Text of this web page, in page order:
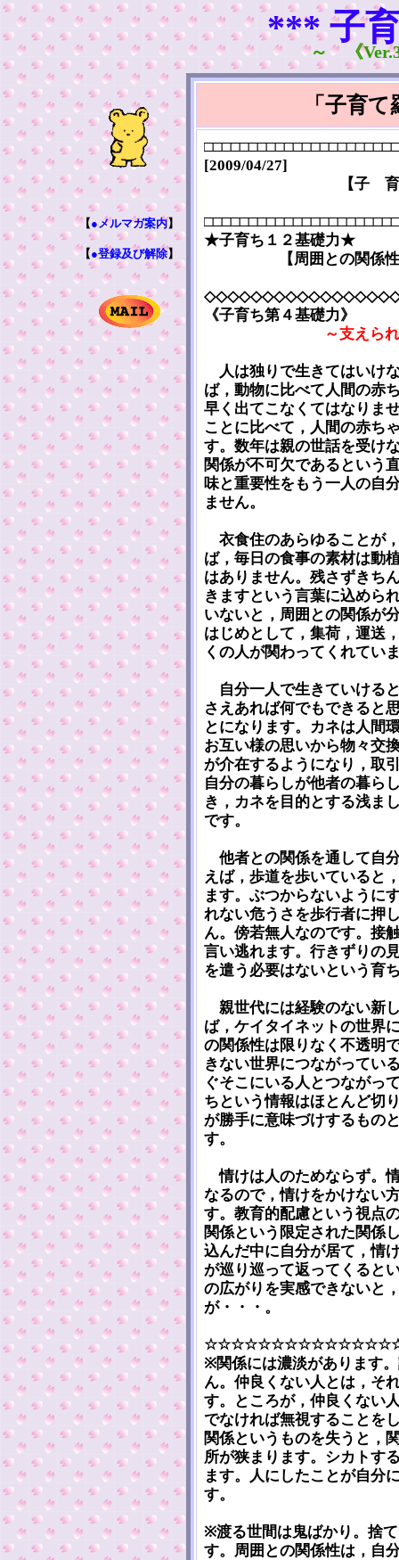
*** 子
～ 《
【●メルマガ案内】
【●登録及び解除】
「子育
[2009/04/27]
【子
★子育ち１２基礎力★
【周囲との関係
《子育ち第４基礎力》
～支えら
人は独りで生きてはいけ
ば，動物に比べて人間の赤
早く出てこなくてはなりま
ことに比べて，人間の赤ち
す。数年は親の世話を受け
関係が不可欠であるという
味と重要性をもう一人の自
ません。
衣食住のあらゆることが
ば，毎日の食事の素材は動
はありません。残さずきち
きますという言葉に込めら
いないと，周囲との関係が
はじめとして，集荷，運送
くの人が関わってくれてい
自分一人で生きていける
さえあれば何でもできると
とになります。カネは人間
お互い様の思いから物々交
が介在するようになり，取
自分の暮らしが他者の暮ら
き，カネを目的とする浅ま
です。
他者との関係を通して自
えば，歩道を歩いていると
ます。ぶつからないように
れない危うさを歩行者に押
ん。傍若無人なのです。接
言い逃れます。行きずりの
を遣う必要はないという育
親世代には経験のない新
ば，ケイタイネットの世界
の関係性は限りなく不透明
きない世界につながってい
ぐそこにいる人とつながっ
ちという情報はほとんど切
が勝手に意味づけするもの
す。
情けは人のためならず。
なるので，情けをかけない
す。教育的配慮という視点
関係という限定された関係
込んだ中に自分が居て，情
が巡り巡って返ってくると
の広がりを実感できないと
が・・・。
※関係には濃淡があります
ん。仲良くない人とは，そ
す。ところが，仲良くない
でなければ無視することを
関係というものを失うと，
所が狭まります。シカトす
ます。人にしたことが自分
す。
※渡る世間は鬼ばかり。捨
す。周囲との関係性は，自